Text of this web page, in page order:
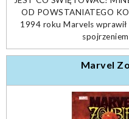
OD POWSTANIATEGO
1994 roku Marvels
Marvel